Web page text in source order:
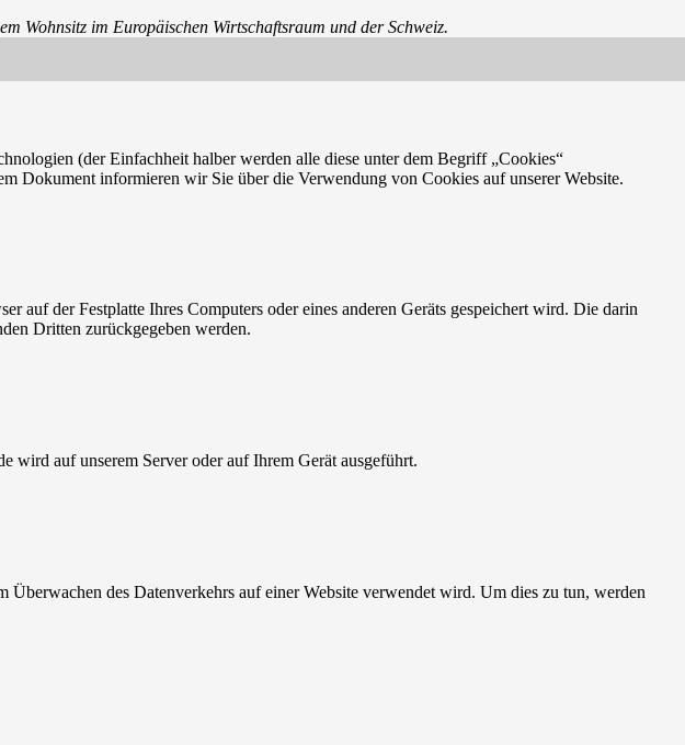
Wohnsitz im Europäischen Wirtschaftsraum und der Schweiz.
(der Einfachheit halber werden alle diese unter dem Begriff „Cookies“
Dokument informieren wir Sie über die Verwendung von Cookies auf unserer Website.
auf der Festplatte Ihres Computers oder eines anderen Geräts gespeichert wird. Die darin
Dritten zurückgegeben werden.
wird auf unserem Server oder auf Ihrem Gerät ausgeführt.
des Datenverkehrs auf einer Website verwendet wird. Um dies zu tun, werden